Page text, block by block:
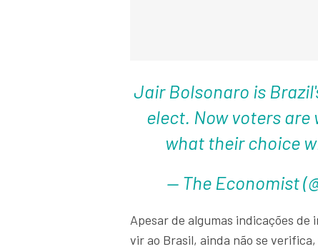
Jair Bolsonaro is
elect. Now voters are
what their choice
— The Economist
Apesar de algumas indicações de
vir ao Brasil, ainda não se